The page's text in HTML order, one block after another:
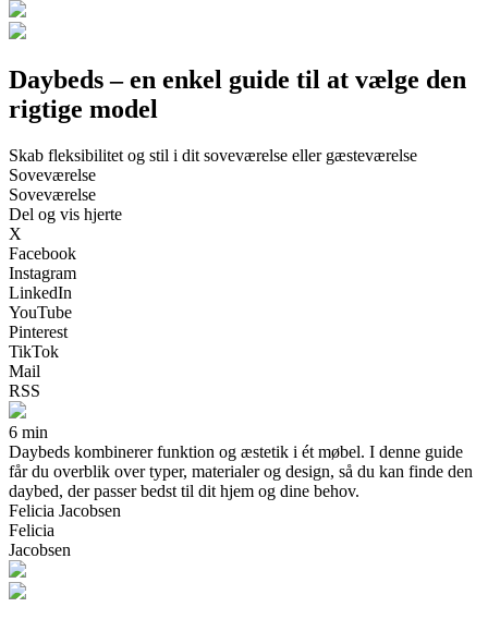
Daybeds – en enkel guide til at vælge den
rigtige model
Skab fleksibilitet og stil i dit soveværelse eller gæsteværelse
Soveværelse
Soveværelse
Del og vis hjerte
X
Facebook
Instagram
LinkedIn
YouTube
Pinterest
TikTok
Mail
RSS
6 min
Daybeds kombinerer funktion og æstetik i ét møbel. I denne guide
får du overblik over typer, materialer og design, så du kan finde den
daybed, der passer bedst til dit hjem og dine behov.
Felicia Jacobsen
Felicia
Jacobsen